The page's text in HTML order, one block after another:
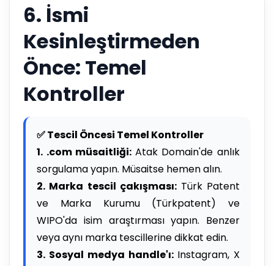
6. İsmi
Kesinleştirmeden
Önce: Temel
Kontroller
✅ Tescil Öncesi Temel Kontroller
1. .com müsaitliği: Atak Domain'de anlık
sorgulama yapın. Müsaitse hemen alın.
2. Marka tescil çakışması: Türk Patent
ve Marka Kurumu (Türkpatent) ve
WIPO'da isim araştırması yapın. Benzer
veya aynı marka tescillerine dikkat edin.
3. Sosyal medya handle'ı: Instagram, X